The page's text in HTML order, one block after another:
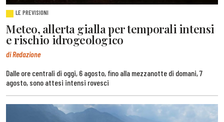
LE PREVISIONI
Meteo, allerta gialla per temporali intensi
e rischio idrogeologico
di Redazione
Dalle ore centrali di oggi, 6 agosto, fino alla mezzanotte di domani, 7
agosto, sono attesi intensi rovesci